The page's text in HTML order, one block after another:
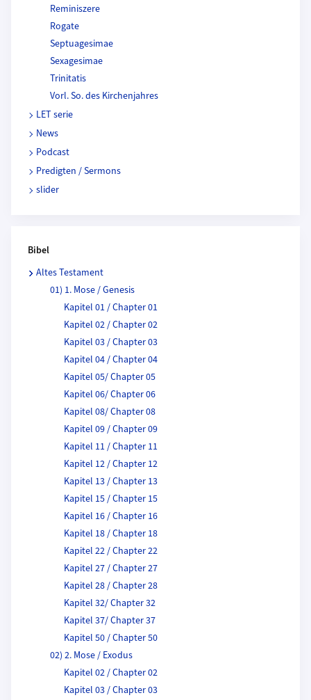
Reminiszere
Rogate
Septuagesimae
Sexagesimae
Trinitatis
Vorl. So. des Kirchenjahres
LET serie
News
Podcast
Predigten / Sermons
slider
Bibel
Altes Testament
01) 1. Mose / Genesis
Kapitel 01 / Chapter 01
Kapitel 02 / Chapter 02
Kapitel 03 / Chapter 03
Kapitel 04 / Chapter 04
Kapitel 05/ Chapter 05
Kapitel 06/ Chapter 06
Kapitel 08/ Chapter 08
Kapitel 09 / Chapter 09
Kapitel 11 / Chapter 11
Kapitel 12 / Chapter 12
Kapitel 13 / Chapter 13
Kapitel 15 / Chapter 15
Kapitel 16 / Chapter 16
Kapitel 18 / Chapter 18
Kapitel 22 / Chapter 22
Kapitel 27 / Chapter 27
Kapitel 28 / Chapter 28
Kapitel 32/ Chapter 32
Kapitel 37/ Chapter 37
Kapitel 50 / Chapter 50
02) 2. Mose / Exodus
Kapitel 02 / Chapter 02
Kapitel 03 / Chapter 03